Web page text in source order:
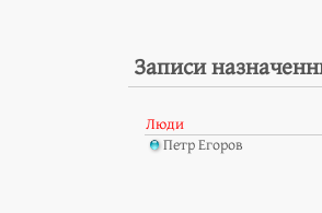
Записи
Люди
Петр Егоров